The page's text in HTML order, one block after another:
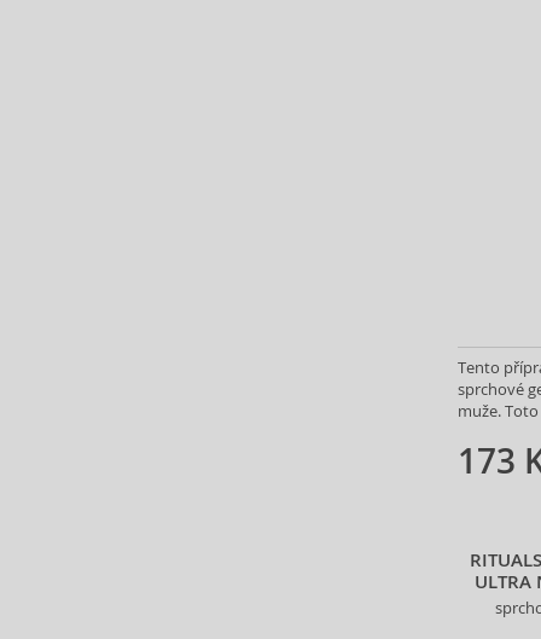
Tento
sprchové
muže.
173
ULTRA